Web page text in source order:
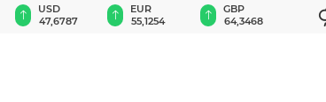
USD
47,6787
EUR
55,1254
GBP
64,3468